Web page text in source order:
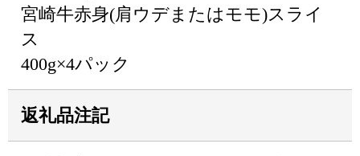
宮崎牛赤身(肩ウデまたはモモ)スライ
ス
400g×4パック
返礼品注記